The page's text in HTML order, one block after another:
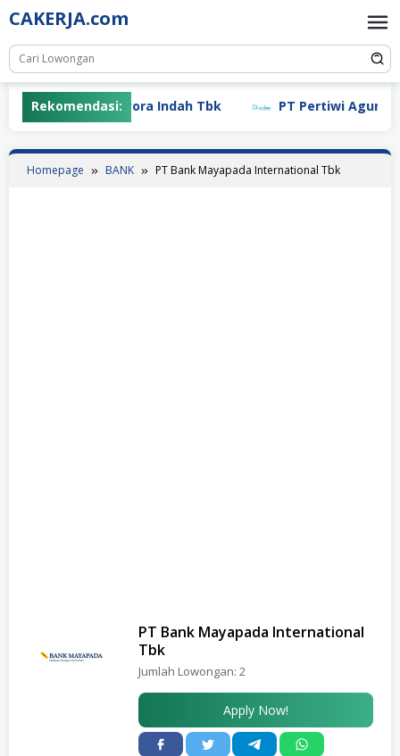
Skip
to
content
CAKERJA.com
Rekomendasi:
PT Mayora Indah Tbk PT Pertiwi Agung
Homepage BANK PT Bank Mayapada International Tbk
PT Bank Mayapada International
Tbk
Jumlah Lowongan: 2
Apply Now!